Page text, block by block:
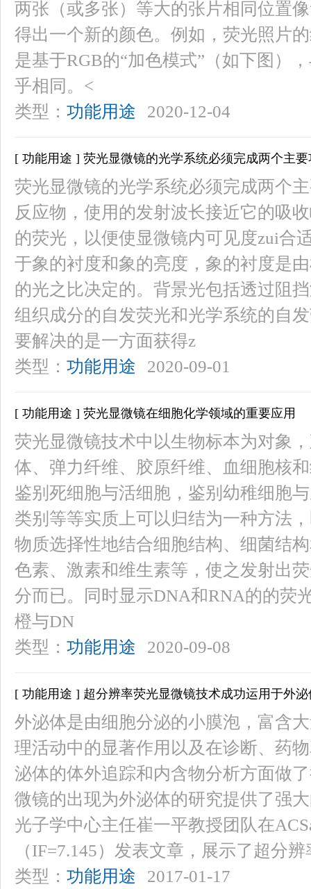
两张（或多张）等大的张片相同位置
得出一个新的颜色。例如，荧光照片
是基于RGB的“加色模式”（如下图）
乎相同。<
类型： 功能用途 2020-12-04
[ 功能用途 ] 荧光显微镜的光学系统必须完成两个主要
荧光显微镜的光学系统必须完成两个
反应物，使用的发射波长接近它的吸
的荧光，以便使显微镜内可见度zui合
于象的衬度和象的亮度，象的衬度是
的光之比决定的。背景光包括透过阻
组织成分的自发荧光和光学系统的自
要解决的是一方面获得z
类型： 功能用途 2020-09-01
[ 功能用途 ] 荧光显微镜在细胞化学领域的重要应用
荧光显微镜技术中以生物标本为对象
体、弹力纤维、胶原纤维、血细胞核
鉴别死细胞与活细胞，鉴别幼稚细胞
类别等等实质上可以归结为一种方法
物质选择性地结合细胞结构、细菌结
色素、激素和维生素等，使之发射出
分而已。同时显示DNA和RNA的的荧
橙与DN
类型： 功能用途 2020-09-08
[ 功能用途 ] 超分辨率荧光显微镜技术成功运用于外
外泌体是由细胞分泌的小膜泡，富含
理活动中的显著作用以及在诊断、药
泌体的体外追踪和内含物分析方面做
微镜的出现为外泌体的研究提供了强
光子学中心主任崔一平教授团队在
（IF=7.145）发表文章，展示了超分
类型： 功能用途 2017-01-17